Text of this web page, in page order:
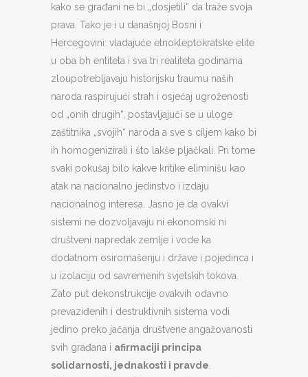
kako se građani ne bi „dosjetili“ da traže svoja
prava. Tako je i u današnjoj Bosni i
Hercegovini: vladajuće etnokleptokratske elite
u oba bh entiteta i sva tri realiteta godinama
zloupotrebljavaju historijsku traumu naših
naroda raspirujući strah i osjećaj ugroženosti
od „onih drugih“, postavljajući se u uloge
zaštitnika „svojih“ naroda a sve s ciljem kako bi
ih homogenizirali i što lakše pljačkali. Pri tome
svaki pokušaj bilo kakve kritike eliminišu kao
atak na nacionalno jedinstvo i izdaju
nacionalnog interesa. Jasno je da ovakvi
sistemi ne dozvoljavaju ni ekonomski ni
društveni napredak zemlje i vode ka
dodatnom osiromašenju i države i pojedinca i
u izolaciju od savremenih svjetskih tokova.
Zato put dekonstrukcije ovakvih odavno
prevaziđenih i destruktivnih sistema vodi
jedino preko jačanja društvene angažovanosti
svih građana i afirmaciji principa
solidarnosti, jednakosti i pravde